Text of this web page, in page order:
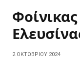
2 ΟΚΤΩΒΡΊΟΥ 2024